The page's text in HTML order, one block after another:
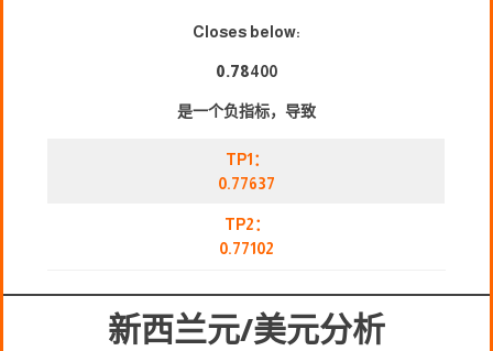
Closes below:
0.78400
是一个负指标，导致
TP1：
0.77637
TP2：
0.77102
新西兰元/美元分析